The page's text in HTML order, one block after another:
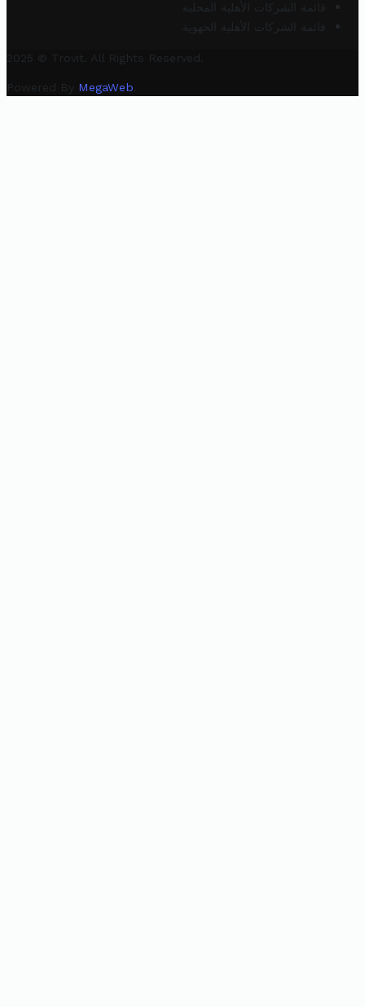
قائمة الشركات الأهلية المحلية
قائمة الشركات الأهلية الجهوية
2025 © Trovit. All Rights Reserved.
Powered By MegaWeb